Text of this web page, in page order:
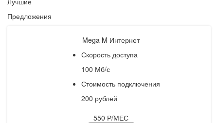
Предложения
Mega M Интернет
Скорость доступа
100 Мб/с
Стоимость подключения
200 рублей
550 Р/МЕС